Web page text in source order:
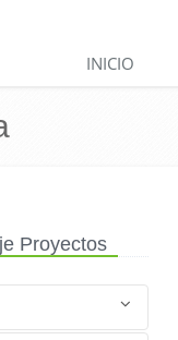
INICIO
Proyectos